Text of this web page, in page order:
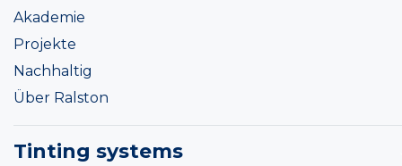
Akademie
Projekte
Nachhaltig
Über Ralston
Tinting systems